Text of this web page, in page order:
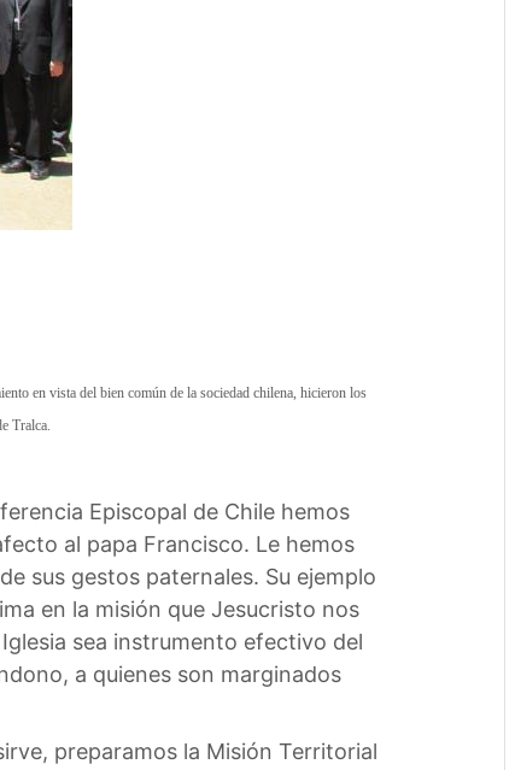
en vista del bien común de la sociedad chilena, hicieron los
Tralca.
Episcopal de Chile hemos
al papa Francisco. Le hemos
sus gestos paternales. Su ejemplo
en la misión que Jesucristo nos
sea instrumento efectivo del
a quienes son marginados
preparamos la Misión Territorial